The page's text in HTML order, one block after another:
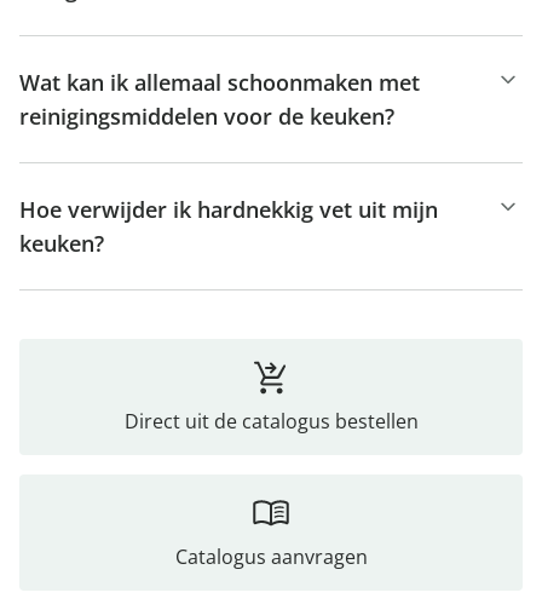
Wat kan ik allemaal schoonmaken met
reinigingsmiddelen voor de keuken?
Hoe verwijder ik hardnekkig vet uit mijn
keuken?
Direct uit de catalogus bestellen
Catalogus aanvragen